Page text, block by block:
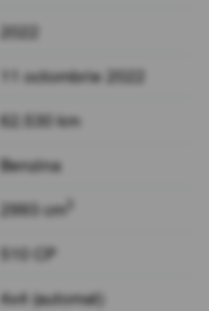
2022
11 octombrie 2022
62.530 km
Benzina
2993 cm
510 CP
4x4 (automat)